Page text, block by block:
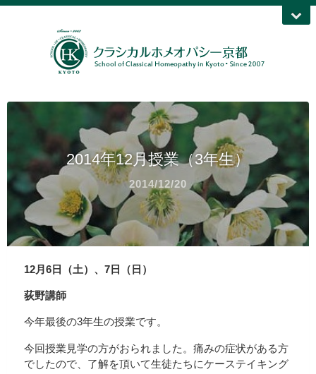
2014年12月授業（3年生）
2014/12/20
12月6日（土）、7日（日）
荻野講師
今年最後の3年生の授業です。
今回授業見学の方がおられました。痛みの症状がある方
でしたので、了解を頂いて生徒たちにケーステイキング